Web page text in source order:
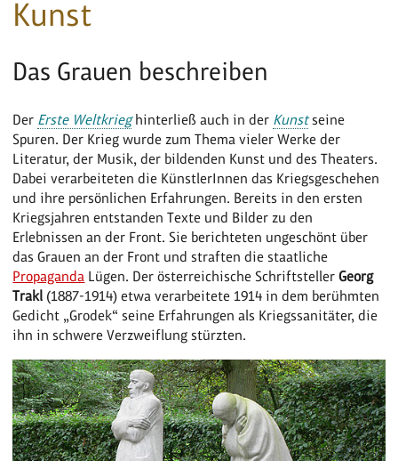
Kunst
Das Grauen beschreiben
Der Erste Weltkrieghinterließ auch in der Kunstseine
Spuren. Der Krieg wurde zum Thema vieler Werke der
Literatur, der Musik, der bildenden Kunst und des Theaters.
Dabei verarbeiteten die KünstlerInnen das Kriegsgeschehen
und ihre persönlichen Erfahrungen. Bereits in den ersten
Kriegsjahren entstanden Texte und Bilder zu den
Erlebnissen an der Front. Sie berichteten ungeschönt über
das Grauen an der Front und straften die staatliche
Propaganda Lügen. Der österreichische SchriftstellerGeorg
Trakl (1887-1914) etwa verarbeitete 1914 in dem berühmten
Gedicht „Grodek“ seine Erfahrungen als Kriegssanitäter, die
ihn in schwere Verzweiflung stürzten.